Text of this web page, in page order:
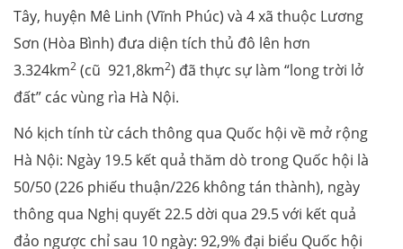
Tây, huyện Mê Linh (Vĩnh Phúc) và 4 xã thuộc Lương
Sơn (Hòa Bình) đưa diện tích thủ đô lên hơn
3.324km2 (cũ 921,8km2) đã thực sự làm “long trời lở
đất” các vùng rìa Hà Nội.
Nó kịch tính từ cách thông qua Quốc hội về mở rộng
Hà Nội: Ngày 19.5 kết quả thăm dò trong Quốc hội là
50/50 (226 phiếu thuận/226 không tán thành), ngày
thông qua Nghị quyết 22.5 dời qua 29.5 với kết quả
đảo ngược chỉ sau 10 ngày: 92,9% đại biểu Quốc hội